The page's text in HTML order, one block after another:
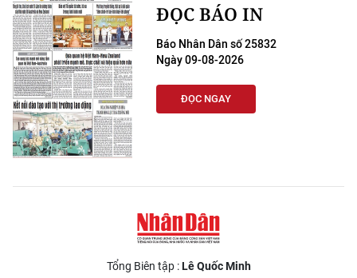
ĐỌC BÁO IN
Báo Nhân Dân số 25832
Ngày 09-08-2026
ĐỌC NGAY
Tổng Biên tập :Lê Quốc Minh